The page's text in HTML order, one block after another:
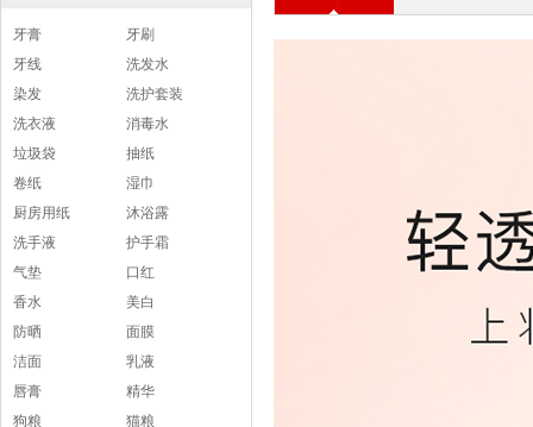
牙膏
牙刷
牙线
洗发水
染发
洗护套装
洗衣液
消毒水
垃圾袋
抽纸
卷纸
湿巾
厨房用纸
沐浴露
洗手液
护手霜
气垫
口红
香水
美白
防晒
面膜
洁面
乳液
唇膏
精华
狗粮
猫粮